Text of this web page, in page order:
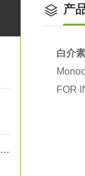
细胞培养中加入*的作用是什么？多长时间加一次
产
白介
FOR